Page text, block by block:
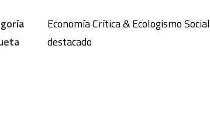
Economía Crítica & Ecologismo Social
destacado